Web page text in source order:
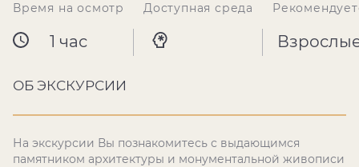
Время на осмотр
1 час
Доступная среда
ОБ ЭКСКУРСИИ
На экскурсии Вы познакомитесь с выдающимся
памятником архитектуры и монументальной живописи